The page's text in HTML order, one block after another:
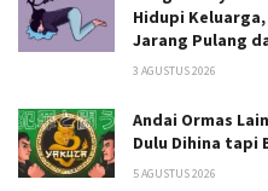
Hidupi
Jarang Pulang
3 AGUSTUS 2026
Andai Ormas
Dulu Dihina tapi
5 AGUSTUS 2026